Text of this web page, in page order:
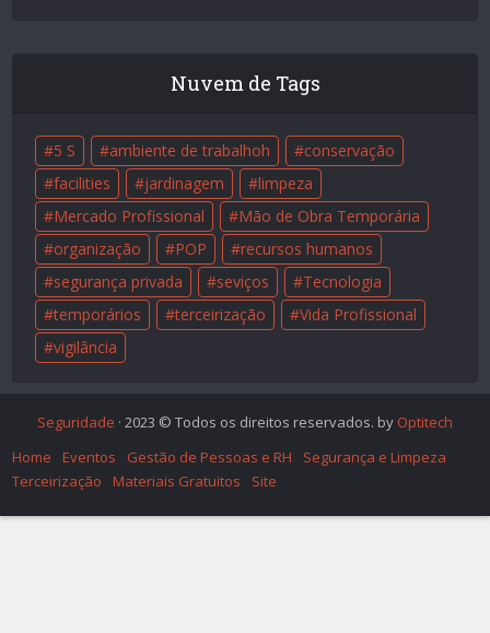
Nuvem de Tags
5 S ambiente de trabalhoh
conservação
facilities
jardinagem
limpeza
Mercado Profissional
Mão de Obra Temporária
organização
POP
recursos humanos
segurança privada
seviços
Tecnologia
temporários
terceirização
Vida Profissional
vigilância
Seguridade · 2023 © Todos os direitos reservados. by Optitech
Home
Eventos Gestão de Pessoas e RH
Segurança e Limpeza
Terceirização
Materiais Gratuitos Site